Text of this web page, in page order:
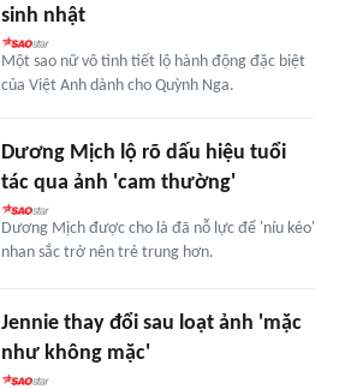
sinh nhật
Một sao nữ vô tình tiết lộ hành động đặc biệt
của Việt Anh dành cho Quỳnh Nga.
Dương Mịch lộ rõ dấu hiệu tuổi
tác qua ảnh 'cam thường'
Dương Mịch được cho là đã nỗ lực để 'níu kéo'
nhan sắc trở nên trẻ trung hơn.
Jennie thay đổi sau loạt ảnh 'mặc
như không mặc'